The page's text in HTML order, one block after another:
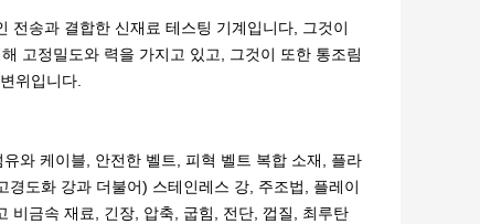
전송과 결합한 신재료 테스팅 기계입니다, 그것이
고정밀도와 력을 가지고 있고, 그것이 또한 통조림
위입니다.
와 케이블, 안전한 벨트, 피혁 벨트 복합 소재, 플라
도화 강과 더불어) 스테인레스 강, 주조법, 플레이
비금속 재료, 긴장, 압축, 굽힘, 전단, 껍질, 최루탄